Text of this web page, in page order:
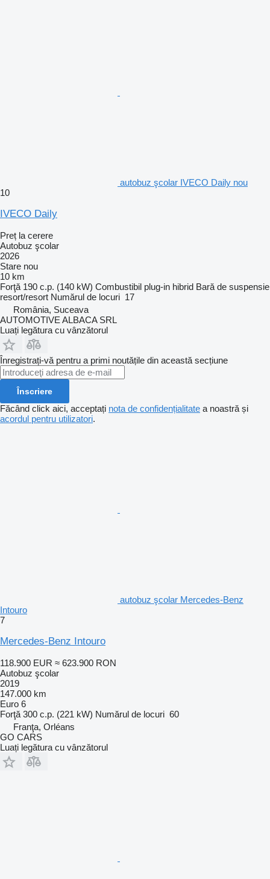
autobuz şcolar IVECO Daily nou
10
IVECO Daily
Preț la cerere
Autobuz şcolar
2026
Stare nou
10 km
Forţă 190 c.p. (140 kW) Combustibil plug-in hibrid Bară de suspensie
resort/resort Numărul de locuri 17
România, Suceava
AUTOMOTIVE ALBACA SRL
Luați legătura cu vânzătorul
Înregistrați-vă pentru a primi noutățile din această secțiune
Înscriere
Făcând click aici, acceptați nota de confidențialitate a noastră și
acordul pentru utilizatori.
autobuz şcolar Mercedes-Benz
Intouro
7
Mercedes-Benz Intouro
118.900 EUR ≈ 623.900 RON
Autobuz şcolar
2019
147.000 km
Euro 6
Forţă 300 c.p. (221 kW) Numărul de locuri 60
Franţa, Orléans
GO CARS
Luați legătura cu vânzătorul